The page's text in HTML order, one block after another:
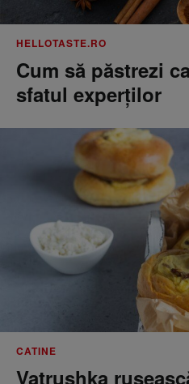
HELLOTASTE.RO
Cum să păstrezi
sfatul experților
CATINE
Vatrushka